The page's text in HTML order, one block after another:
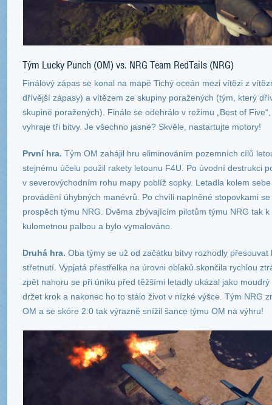
Tým Lucky Punch (OM) vs. NRG Team RedTails (NRG)
Finálový zápas se konal na mapě Tichý oceán mezi vítězi z
dřívější zápasy) a vítězem ze skupiny poražených (tým, který
skupině poražených). Finále se odehrálo v režimu „Best of
vyhraje tři bitvy. Je všechno jasné? Skvěle, nastartujte motory!
První hra. Tým OM zahájil hru eliminováním pozemních cílů
stejnému účelu použil rakety letounu F4U. Po úvodní destrukci
v severovýchodním rohu mapy poblíž sopky. Letadla kolem
provádění úhybných manévrů. Po chvíli naplněné stopovkami
prospěch týmu NRG. Dvěma zbývajícím pilotům týmu NRG tak
kulometnou palbou a bylo vymalováno.
Druhá hra. Oba týmy se už od začátku bitvy rozhodly
střetnutí. Vypjatá přestřelka na úrovni oblaků skončila rychlou
zpět nahoru se při úniku před těžšími letadly ukázal jako
držet krok a nakonec ho to stálo život v nízké výšce. Tým NRG
OM a se skóre 2:0 tak výrazně snížil šance týmu OM na výhru!